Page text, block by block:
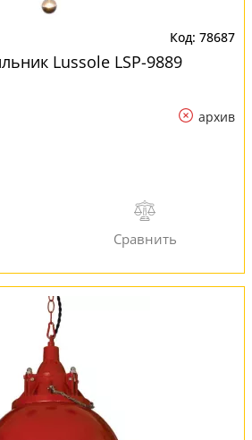
78687
Lussole LSP-9889
архив